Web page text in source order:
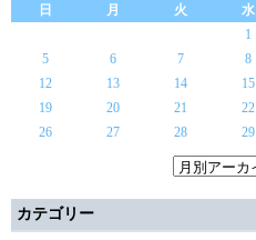
日
月 火 水
1
5
6 7 8
12
13 14 15
19
20 21 22
26
27 28 29
カテゴリー